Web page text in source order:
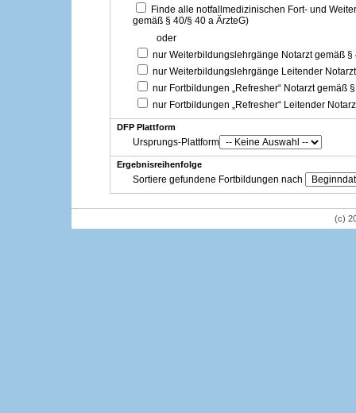
Finde alle notfallmedizinischen Fort- und
gemäß § 40/§ 40 a ÄrzteG)
oder
nur Weiterbildungslehrgänge Notarzt gemäß §
nur Weiterbildungslehrgänge Leitender
nur Fortbildungen „Refresher“ Notarzt gemäß
nur Fortbildungen „Refresher“ Leitender
DFP Plattform
Ursprungs-Plattform
Ergebnisreihenfolge
Sortiere gefundene Fortbildungen nach
(c)